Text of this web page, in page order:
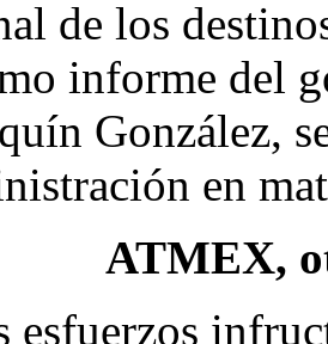
de los
informe del
González,
en
ATMEX,
esfuerzos